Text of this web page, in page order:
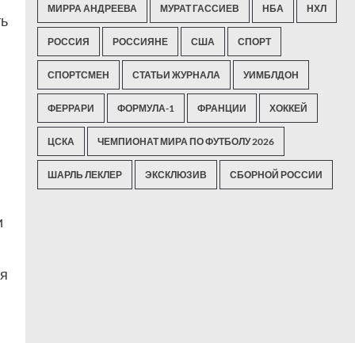
МИРРА АНДРЕЕВА МУРАТ ГАССИЕВ НБА НХЛ
РОССИЯ РОССИЯНЕ США СПОРТ
СПОРТСМЕН СТАТЬИ ЖУРНАЛА УИМБЛДОН
ФЕРРАРИ ФОРМУЛА-1 ФРАНЦИИ ХОККЕЙ
ЦСКА ЧЕМПИОНАТ МИРА ПО ФУТБОЛУ 2026
ШАРЛЬ ЛЕКЛЕР ЭКСКЛЮЗИВ СБОРНОЙ РОССИИ